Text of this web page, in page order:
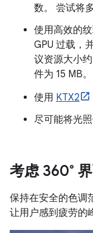
数。 尝试将
使用高效的
GPU 过载，
议资源大小
件为 15 MB。
使用 KTX2
尽可能将光
考虑 360°
保持在安全的色调
让用户感到疲劳的